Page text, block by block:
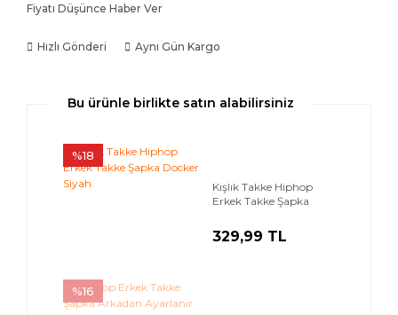
Fiyatı Düşünce Haber Ver
Hızlı Gönderi Aynı Gün Kargo
Bu ürünle birlikte satın alabilirsiniz
%18
Kışlık Takke Hiphop
Erkek Takke Şapka
329,99 TL
%16